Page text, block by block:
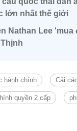
lớn nhất thế giới
Nathan Lee
hành chính Cải
quyền 2 cấp